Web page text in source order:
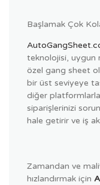
Başlamak Çok
teknolojisi, uygun
özel gang sheet
bir üst seviyeye
diğer
siparişlerinizi
hale getirir ve iş
Zamandan ve
hızlandırmak için